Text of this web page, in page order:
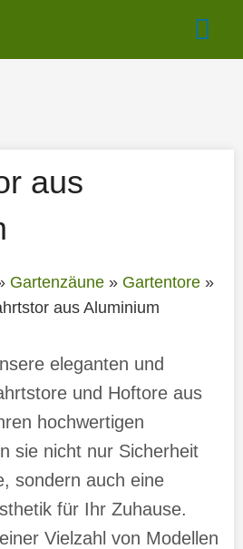
aus
Gartenzäune» Gartentore»
aus Aluminium
eleganten und
und Hoftore aus
hochwertigen
sie nicht nur Sicherheit
sondern auch eine
für Ihr Zuhause.
Vielzahl von Modellen